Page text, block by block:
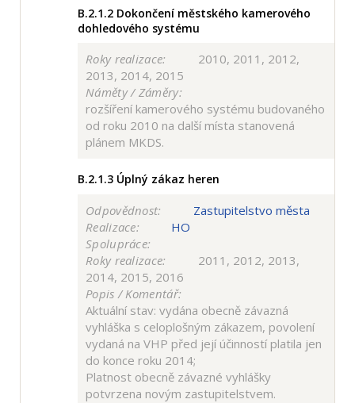
B.2.1.2 Dokončení městského kamerového
dohledového systému
Roky realizace:
2010, 2011, 2012,
2013, 2014, 2015
Náměty / Záměry:
rozšíření kamerového systému budovaného
od roku 2010 na další místa stanovená
plánem MKDS.
B.2.1.3 Úplný zákaz heren
Odpovědnost:
Zastupitelstvo města
Realizace:
HO
Spolupráce:
Roky realizace:
2011, 2012, 2013,
2014, 2015, 2016
Popis / Komentář:
Aktuální stav: vydána obecně závazná
vyhláška s celoplošným zákazem, povolení
vydaná na VHP před její účinností platila jen
do konce roku 2014;
Platnost obecně závazné vyhlášky
potvrzena novým zastupitelstvem.